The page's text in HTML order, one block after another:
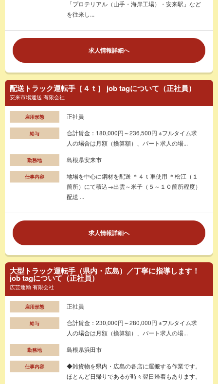
「プロテリアル（山手・海岸工場）・安来駅」など
を往来し...
求人情報詳細へ
配送トラック運転手［４ｔ］ job tagについて（正社員）
安来市場運送 有限会社
雇用形態 正社員
給与
合計賃金：180,000円～236,500円 ※フルタイム求
人の場合は月額（換算額）、パート求人の場...
勤務地 島根県安来市
仕事内容
地場を中心に鋼材を配送 ＊４ｔ車使用 ＊松江（１
箇所）にて積込→出雲～米子（５～１０箇所程度）
配送 ...
求人情報詳細へ
大型トラック運転手（県内・広島）／丁寧に指導します！
job tagについて（正社員）
広芸運輸 有限会社
雇用形態 正社員
給与
合計賃金：230,000円～280,000円 ※フルタイム求
人の場合は月額（換算額）、パート求人の場...
勤務地 島根県浜田市
仕事内容
◆雑貨物を県内・広島の各店に運搬する作業です。
ほとんど日帰りであるが時々翌日帰着もあります。